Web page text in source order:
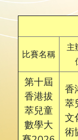
比賽名稱
主
第十屆
香港拔
萃兒童
數學大
香
萃
文
術